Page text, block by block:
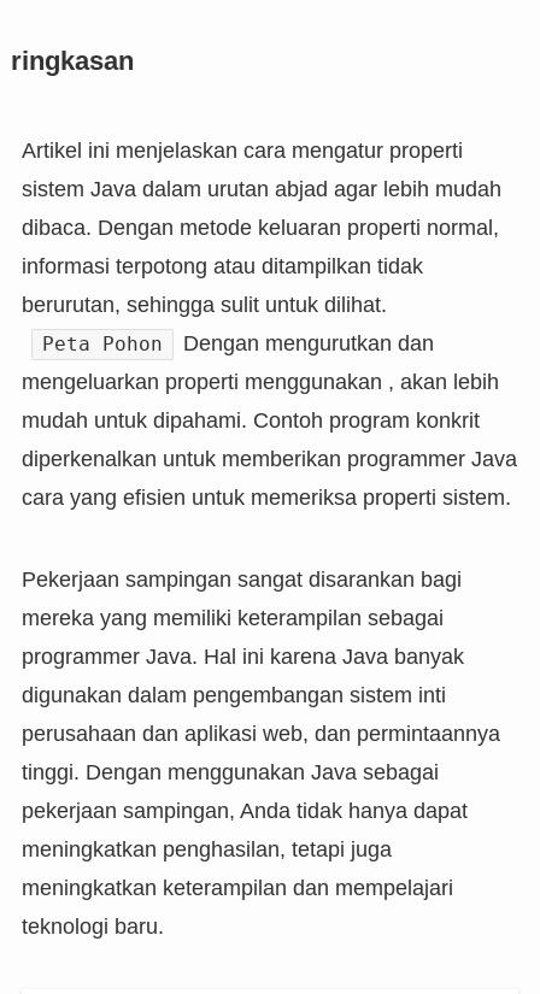
ringkasan
Artikel ini menjelaskan cara mengatur properti
sistem Java dalam urutan abjad agar lebih mudah
dibaca. Dengan metode keluaran properti normal,
informasi terpotong atau ditampilkan tidak
berurutan, sehingga sulit untuk dilihat.
Peta Pohon
Dengan mengurutkan dan
mengeluarkan properti menggunakan , akan lebih
mudah untuk dipahami. Contoh program konkrit
diperkenalkan untuk memberikan programmer Java
cara yang efisien untuk memeriksa properti sistem.
Pekerjaan sampingan sangat disarankan bagi
mereka yang memiliki keterampilan sebagai
programmer Java. Hal ini karena Java banyak
digunakan dalam pengembangan sistem inti
perusahaan dan aplikasi web, dan permintaannya
tinggi. Dengan menggunakan Java sebagai
pekerjaan sampingan, Anda tidak hanya dapat
meningkatkan penghasilan, tetapi juga
meningkatkan keterampilan dan mempelajari
teknologi baru.